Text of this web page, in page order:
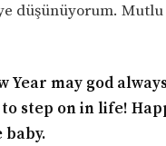
düşünüyorum.
Year may god
step on in life!